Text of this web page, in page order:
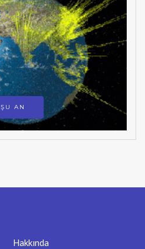
ŞU AN
Hakkında